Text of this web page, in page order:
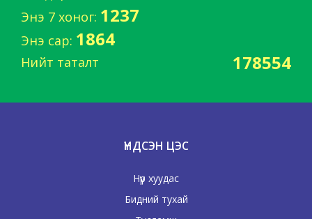
Энэ 7 хоног: 1237
Энэ сар: 1864
Нийт таталт 178554
ҮНДСЭН ЦЭС
Нүүр хуудас
Бидний тухай